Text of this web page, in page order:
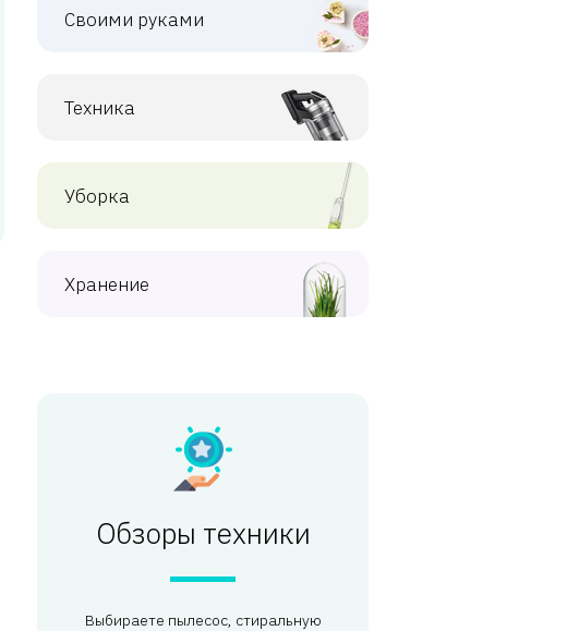
Своими руками
Техника
Уборка
Хранение
Обзоры техники
Выбираете пылесос, стиральную